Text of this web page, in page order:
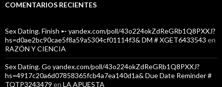
COMENTARIOS RECIENTES
Sex Dating. Finish ➸ yandex.com/poll/43o224okZdReGRb1Q8PXXJ?
hs=d0ae2bc90cae5f8a59a5304cf01114f3& DM # XGET6433543 en
RAZÓN Y CIENCIA
Sex Dating. Go yandex.com/poll/43o224okZdReGRb1Q8PXXJ?
hs=4917c20a6d07858365fcb4a7ea140d1a& Due Date Reminder #
TQTP3243479 en LA APUESTA